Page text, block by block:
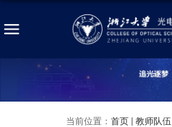
当前位置： 首页 教师队伍